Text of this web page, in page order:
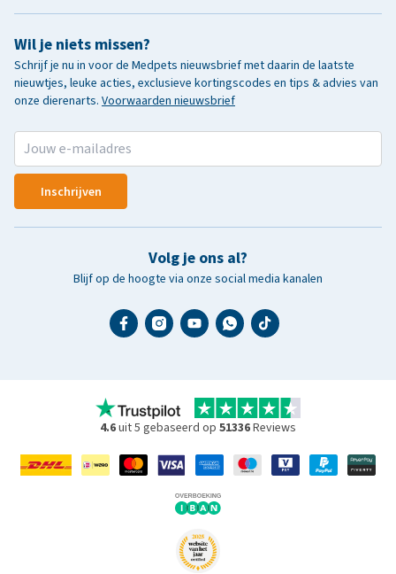
Wil je niets missen?
Schrijf je nu in voor de Medpets nieuwsbrief met daarin de laatste
nieuwtjes, leuke acties, exclusieve kortingscodes en tips & advies van
onze dierenarts. Voorwaarden nieuwsbrief
Inschrijven
Volg je ons al?
Blijf op de hoogte via onze social media kanalen
4.6uit 5 gebaseerd op 51336Reviews